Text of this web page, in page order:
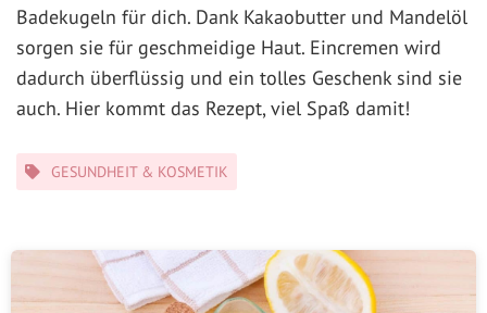
Badekugeln für dich. Dank Kakaobutter und Mandelöl
sorgen sie für geschmeidige Haut. Eincremen wird
dadurch überflüssig und ein tolles Geschenk sind sie
auch. Hier kommt das Rezept, viel Spaß damit!
Kategorien
GESUNDHEIT & KOSMETIK